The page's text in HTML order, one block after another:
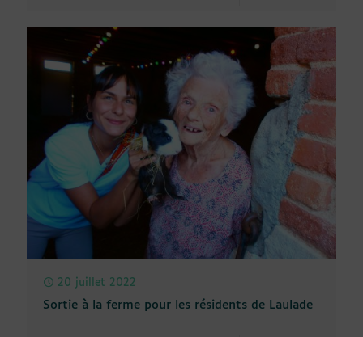
20 juillet 2022
Sortie à la ferme pour les résidents de Laulade